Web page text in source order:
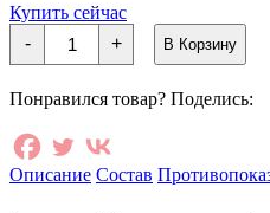
Купить сейчас
-
Количество
товара
Японский
вирусов
аллергенов
Kafun
+ В Корзину
Понравился товар? Поделись:
Описание Состав